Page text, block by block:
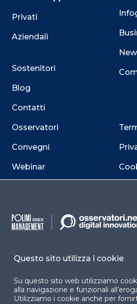
Privati
Aziendali
Sostenitori
Blog
Contatti
Osservatori
Convegni
Webinar
Facebook LinkedIn
Questo sito utilizza i cookie
Su questo sito web utilizziamo
alla navigazione e funzionali
Utilizziamo i cookie anche per